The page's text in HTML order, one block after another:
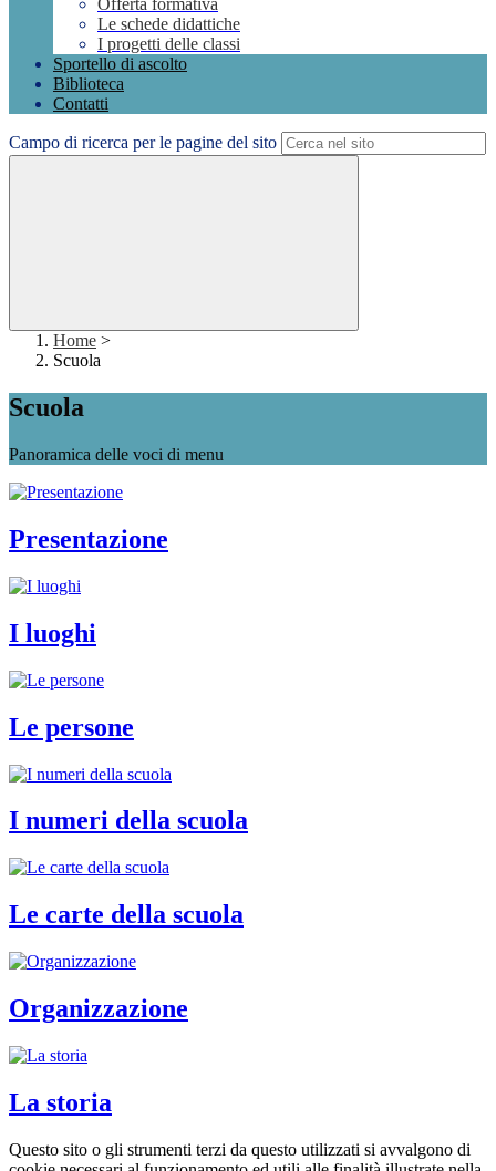
Offerta formativa
Le schede didattiche
I progetti delle classi
Sportello di ascolto
Biblioteca
Contatti
Campo di ricerca per le pagine del sito
Home >
Scuola
Scuola
Panoramica delle voci di menu
Presentazione
I luoghi
Le persone
I numeri della scuola
Le carte della scuola
Organizzazione
La storia
Questo sito o gli strumenti terzi da questo utilizzati si avvalgono di